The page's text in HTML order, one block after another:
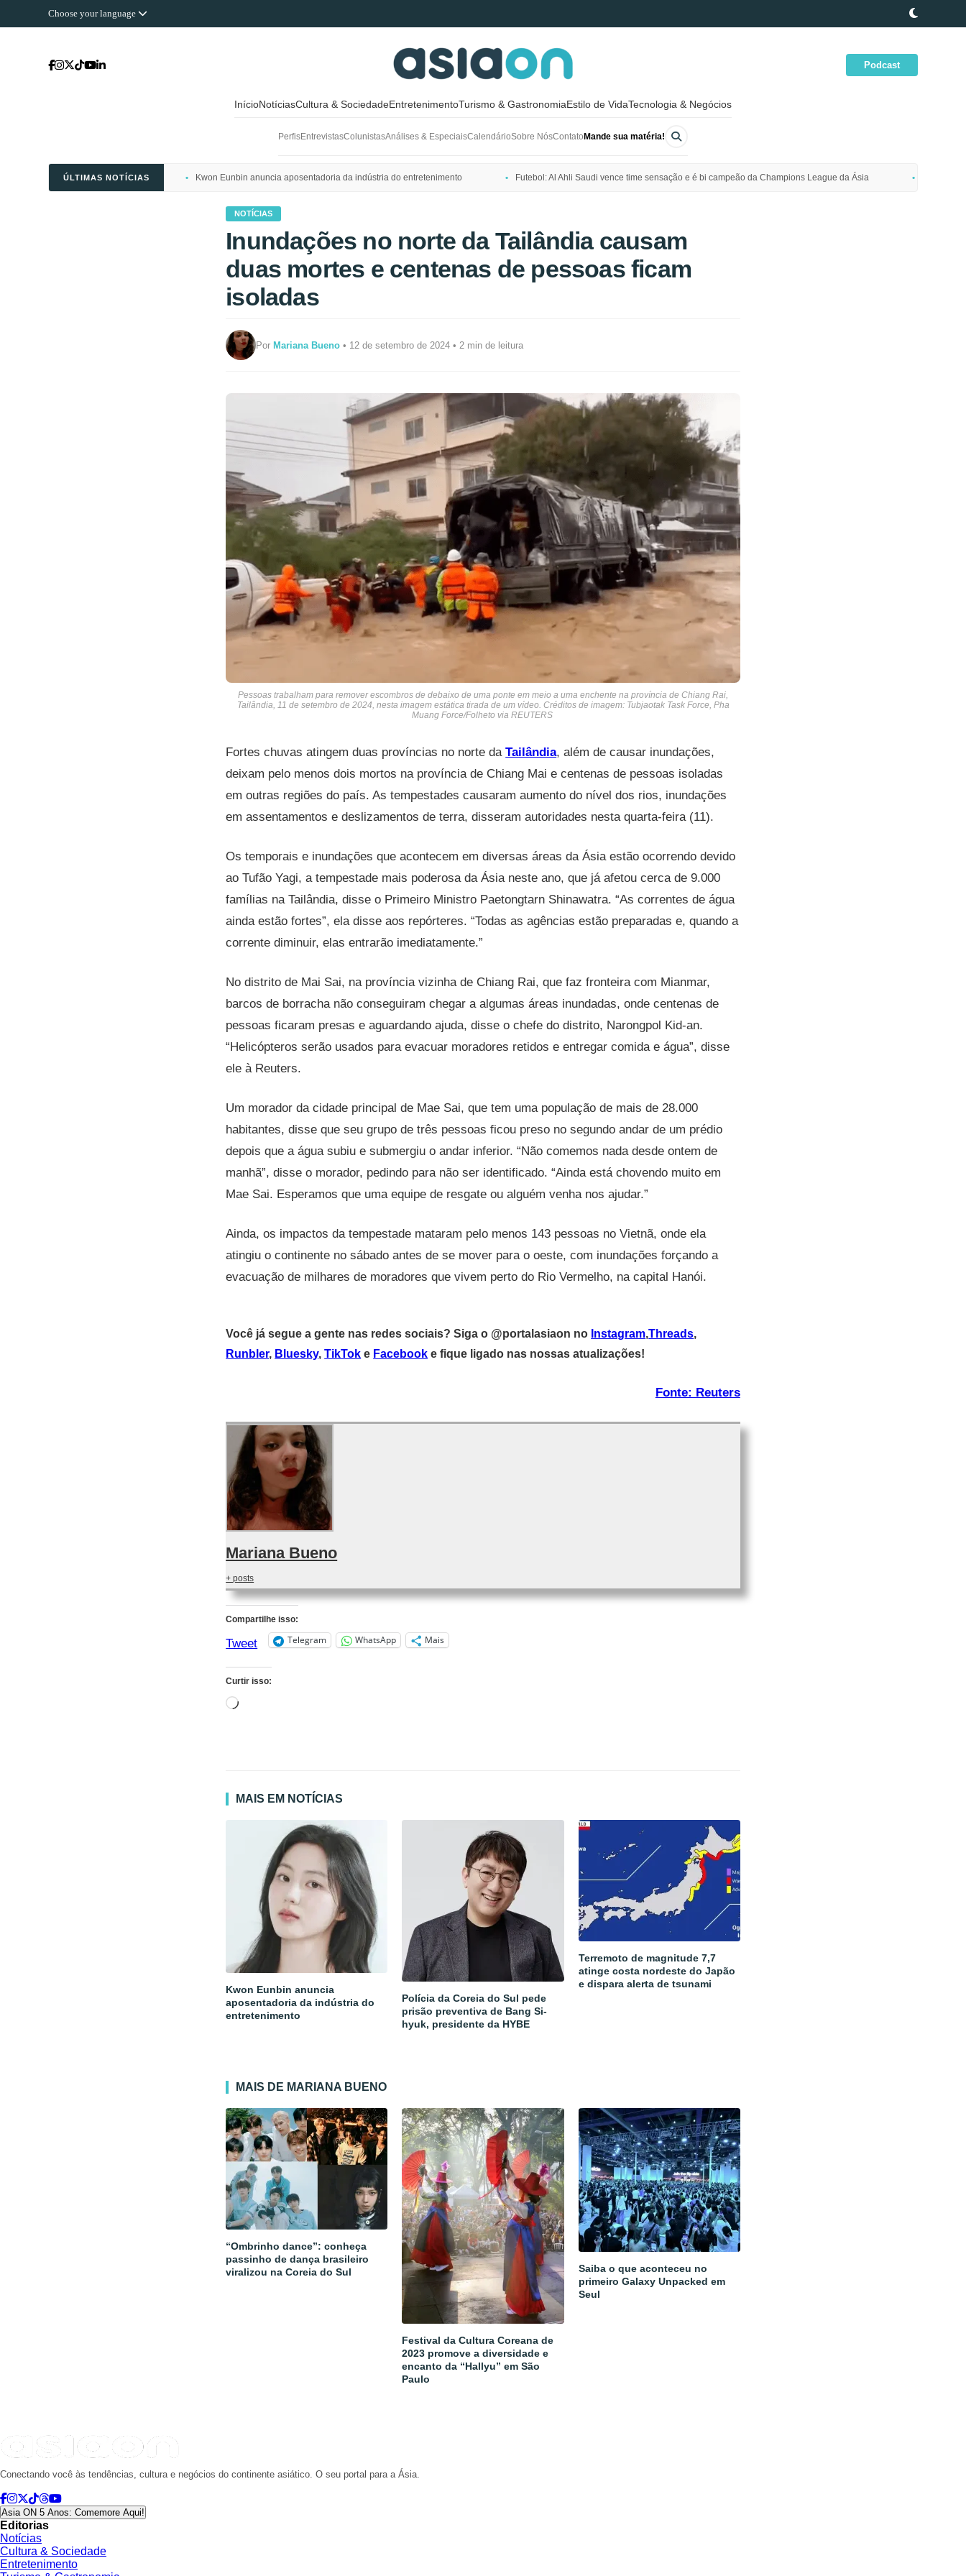
Choose your language
Podcast
InícioNotíciasCultura & SociedadeEntretenimentoTurismo & GastronomiaEstilo de VidaTecnologia & Negócios
PerfisEntrevistasColunistasAnálises & EspeciaisCalendárioSobre NósContato Mande sua matéria!
ÚLTIMAS NOTÍCIAS Kwon Eunbin anuncia aposentadoria da indústria do entretenimento Futebol: Al Ahli Saudi vence time sensação e é bi campeão da Champions League da Ásia
NOTÍCIAS
Inundações no norte da Tailândia causam
duas mortes e centenas de pessoas ficam
isoladas
PorMariana Bueno • 12 de setembro de 2024 • 2 min de leitura
Pessoas trabalham para remover escombros de debaixo de uma ponte em meio a uma enchente na província de Chiang Rai,
Tailândia, 11 de setembro de 2024, nesta imagem estática tirada de um vídeo. Créditos de imagem: Tubjaotak Task Force, Pha
Muang Force/Folheto via REUTERS
Fortes chuvas atingem duas províncias no norte daTailândia, além de causar inundações,
deixam pelo menos dois mortos na província de Chiang Mai e centenas de pessoas isoladas
em outras regiões do país. As tempestades causaram aumento do nível dos rios, inundações
em assentamentos e deslizamentos de terra, disseram autoridades nesta quarta-feira (11).
Os temporais e inundações que acontecem em diversas áreas da Ásia estão ocorrendo devido
ao Tufão Yagi, a tempestade mais poderosa da Ásia neste ano, que já afetou cerca de 9.000
famílias na Tailândia, disse o Primeiro Ministro Paetongtarn Shinawatra. “As correntes de água
ainda estão fortes”, ela disse aos repórteres. “Todas as agências estão preparadas e, quando a
corrente diminuir, elas entrarão imediatamente.”
No distrito de Mai Sai, na província vizinha de Chiang Rai, que faz fronteira com Mianmar,
barcos de borracha não conseguiram chegar a algumas áreas inundadas, onde centenas de
pessoas ficaram presas e aguardando ajuda, disse o chefe do distrito, Narongpol Kid-an.
“Helicópteros serão usados ​​para evacuar moradores retidos e entregar comida e água”, disse
ele à Reuters.
Um morador da cidade principal de Mae Sai, que tem uma população de mais de 28.000
habitantes, disse que seu grupo de três pessoas ficou preso no segundo andar de um prédio
depois que a água subiu e submergiu o andar inferior. “Não comemos nada desde ontem de
manhã”, disse o morador, pedindo para não ser identificado. “Ainda está chovendo muito em
Mae Sai. Esperamos que uma equipe de resgate ou alguém venha nos ajudar.”
Ainda, os impactos da tempestade mataram pelo menos 143 pessoas no Vietnã, onde ela
atingiu o continente no sábado antes de se mover para o oeste, com inundações forçando a
evacuação de milhares de moradores que vivem perto do Rio Vermelho, na capital Hanói.
Você já segue a gente nas redes sociais? Siga o @portalasiaon no Instagram,Threads,
Runbler, Bluesky,TikTok e Facebook e fique ligado nas nossas atualizações!
Fonte: Reuters
Mariana Bueno
+ posts
Compartilhe isso:
Tweet Telegram WhatsApp Mais
Curtir isso:
Carregando...
MAIS EM NOTÍCIAS
Kwon Eunbin anuncia
aposentadoria da indústria do
entretenimento
Polícia da Coreia do Sul pede
prisão preventiva de Bang Si-
hyuk, presidente da HYBE
Terremoto de magnitude 7,7
atinge costa nordeste do Japão
e dispara alerta de tsunami
MAIS DE MARIANA BUENO
“Ombrinho dance”: conheça
passinho de dança brasileiro
viralizou na Coreia do Sul
Festival da Cultura Coreana de
2023 promove a diversidade e
encanto da “Hallyu” em São
Paulo
Saiba o que aconteceu no
primeiro Galaxy Unpacked em
Seul
Conectando você às tendências, cultura e negócios do continente asiático. O seu portal para a Ásia.
Asia ON 5 Anos: Comemore Aqui!
Editorias
Notícias
Cultura & Sociedade
Entretenimento